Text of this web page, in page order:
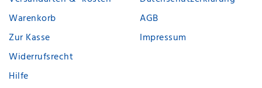
Warenkorb
Zur Kasse
Widerrufsrecht
Hilfe
AGB
Impressum